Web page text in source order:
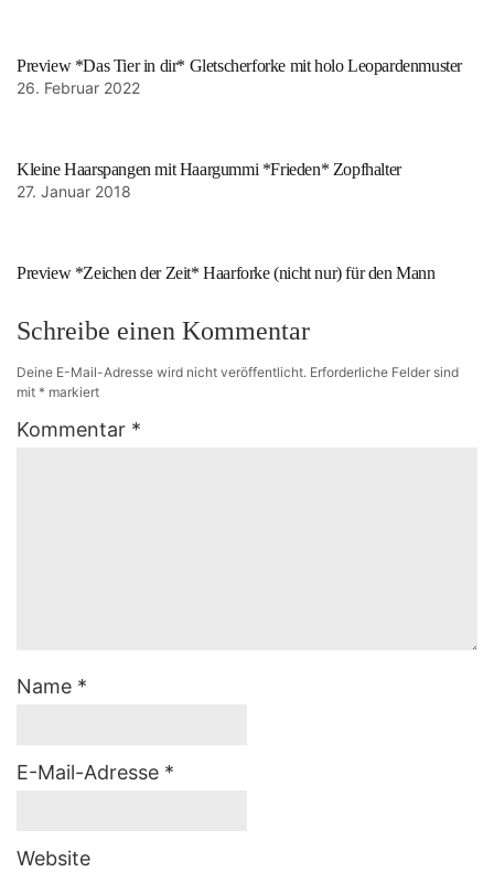
Preview *Das Tier in dir* Gletscherforke mit holo Leopardenmuster
26. Februar 2022
Kleine Haarspangen mit Haargummi *Frieden* Zopfhalter
27. Januar 2018
Preview *Zeichen der Zeit* Haarforke (nicht nur) für den Mann
Schreibe einen Kommentar
Deine E-Mail-Adresse wird nicht veröffentlicht. Erforderliche Felder sind
mit * markiert
Kommentar *
Name *
E-Mail-Adresse *
Website